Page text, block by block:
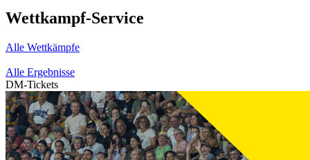
Wettkampf-Service
Alle Wettkämpfe
Alle Ergebnisse
DM-Tickets